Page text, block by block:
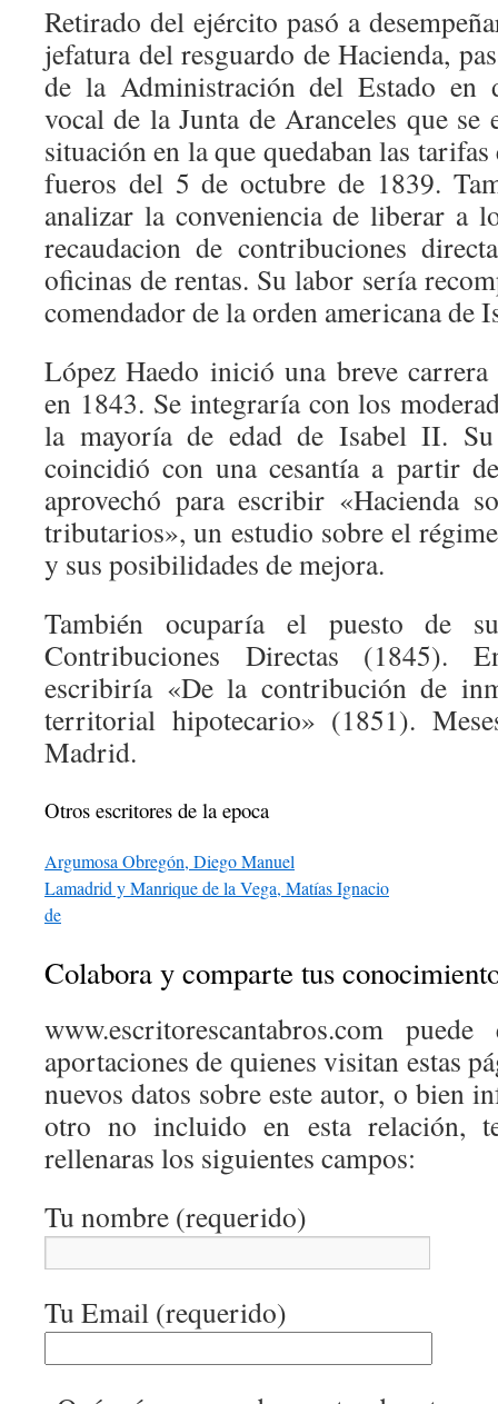
Retirado del ejército pasó a
jefatura del resguardo de Hacienda,
de la Administración del Estado en
vocal de la Junta de Aranceles que
situación en la que quedaban las
fueros del 5 de octubre de 1839.
analizar la conveniencia de liberar a
recaudacion de contribuciones
oficinas de rentas. Su labor sería
comendador de la orden americana de
López Haedo inició una breve
en 1843. Se integraría con los
la mayoría de edad de Isabel II.
coincidió con una cesantía a partir
aprovechó para escribir «Hacienda
tributarios», un estudio sobre el
y sus posibilidades de mejora.
También ocuparía el puesto de
Contribuciones Directas (1845).
escribiría «De la contribución de
territorial hipotecario» (1851).
Madrid.
Otros escritores de la epoca
Argumosa Obregón, Diego Manuel
Lamadrid y Manrique de la Vega, Matías Ignacio
de
Colabora y comparte tus
www.escritorescantabros.com
aportaciones de quienes visitan estas
nuevos datos sobre este autor, o bien
otro no incluido en esta relación,
rellenaras los siguientes campos:
Tu nombre (requerido)
Tu Email (requerido)